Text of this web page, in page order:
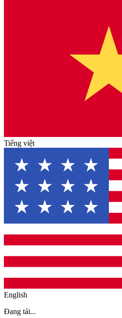
Tiếng việt
English
Đang tải...